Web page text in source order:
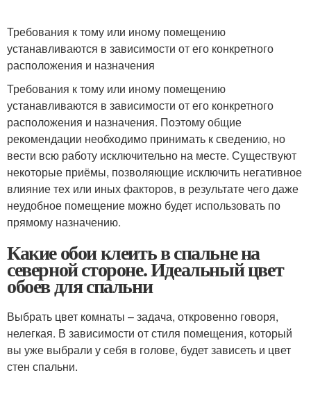
Требования к тому или иному помещению
устанавливаются в зависимости от его конкретного
расположения и назначения
Требования к тому или иному помещению
устанавливаются в зависимости от его конкретного
расположения и назначения. Поэтому общие
рекомендации необходимо принимать к сведению, но
вести всю работу исключительно на месте. Существуют
некоторые приёмы, позволяющие исключить негативное
влияние тех или иных факторов, в результате чего даже
неудобное помещение можно будет использовать по
прямому назначению.
Какие обои клеить в спальне на
северной стороне. Идеальный цвет
обоев для спальни
Выбрать цвет комнаты – задача, откровенно говоря,
нелегкая. В зависимости от стиля помещения, который
вы уже выбрали у себя в голове, будет зависеть и цвет
стен спальни.